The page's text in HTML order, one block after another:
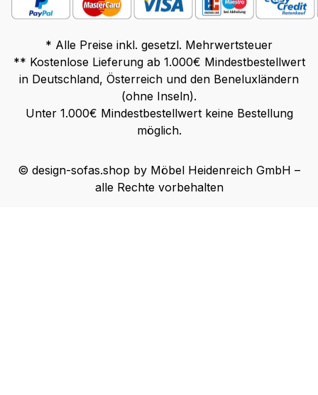
* Alle Preise inkl. gesetzl. Mehrwertsteuer
** Kostenlose Lieferung ab 1.000€ Mindestbestellwert
in Deutschland, Österreich und den Beneluxländern
(ohne Inseln).
Unter 1.000€ Mindestbestellwert keine Bestellung
möglich.
© design-sofas.shop by Möbel Heidenreich GmbH –
alle Rechte vorbehalten